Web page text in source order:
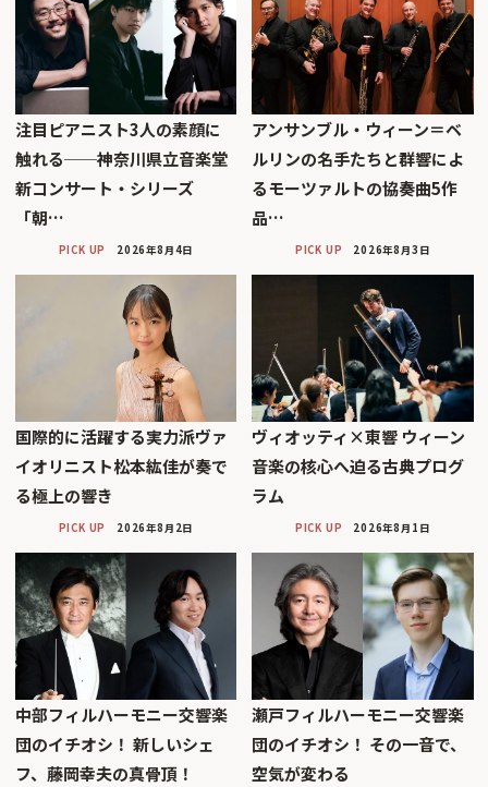
注目ピアニスト3人の素顔に
触れる──神奈川県立音楽堂
新コンサート・シリーズ
「朝…
PICK UP 2026年8月4日
アンサンブル・ウィーン＝ベ
ルリンの名手たちと群響によ
るモーツァルトの協奏曲5作
品…
PICK UP 2026年8月3日
国際的に活躍する実力派ヴァ
イオリニスト松本紘佳が奏で
る極上の響き
PICK UP 2026年8月2日
ヴィオッティ×東響 ウィーン
音楽の核心へ迫る古典プログ
ラム
PICK UP 2026年8月1日
中部フィルハーモニー交響楽
団のイチオシ！ 新しいシェ
フ、藤岡幸夫の真骨頂！
瀬戸フィルハーモニー交響楽
団のイチオシ！ その一音で、
空気が変わる